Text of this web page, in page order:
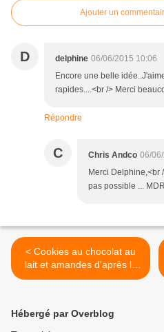
Ajouter un
D delphine 06/06/2015 10:06
Encore une belle
rapides....<br /> Merci
Répondre
C Chris Andco 06/
Merci Delphine,<br
pas possible ...
< Cookies au chocolat au
lait et amandes d'après la
recette de Christophe
Hébergé par Overblog